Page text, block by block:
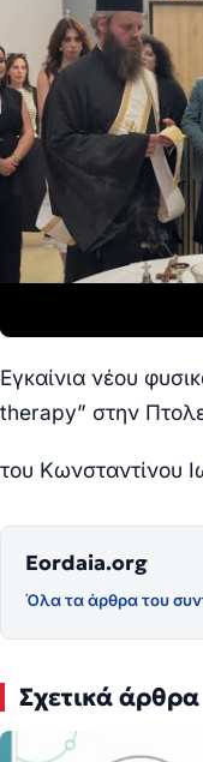
Εγκαίνια νέου
therapy” στην
του Κωνσταντίνου
Eordaia.org
Όλα τα άρθρα του
Σχετικά άρθρα